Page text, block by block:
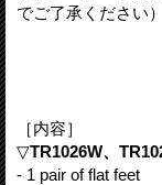
でご了承ください）
［内容］
▽TR1026W、
- 1 pair of flat feet